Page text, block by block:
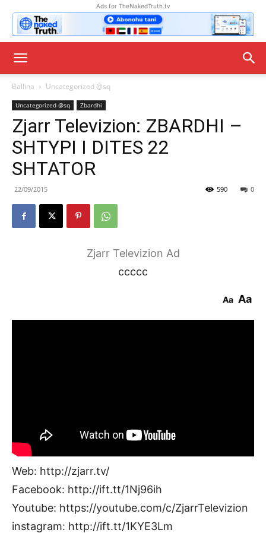
Ads for TheNakedTruth.tv
Ballina Uncategorized @sq
Uncategorized @sq Zbardhi
Zjarr Televizion: ZBARDHI –
SHTYPI I DITES 22
SHTATOR
22/09/2015 0
590
Zjarr Televizion Ad
ccccc
Aa Aa
Web: http://zjarr.tv/
Facebook: http://ift.tt/1Nj96ih
Youtube: https://youtube.com/c/ZjarrTelevizion
instagram: http://ift.tt/1KYE3Lm